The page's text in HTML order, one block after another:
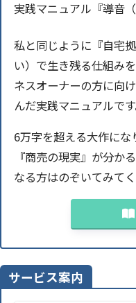
実践マニュアル『導音
私と同じように『自宅
い）で生き残る仕組み
ネスオーナーの方に向
んだ実践マニュアルです
6万字を超える大作に
『商売の現実』が分か
なる方はのぞいてみてく
サービス案内